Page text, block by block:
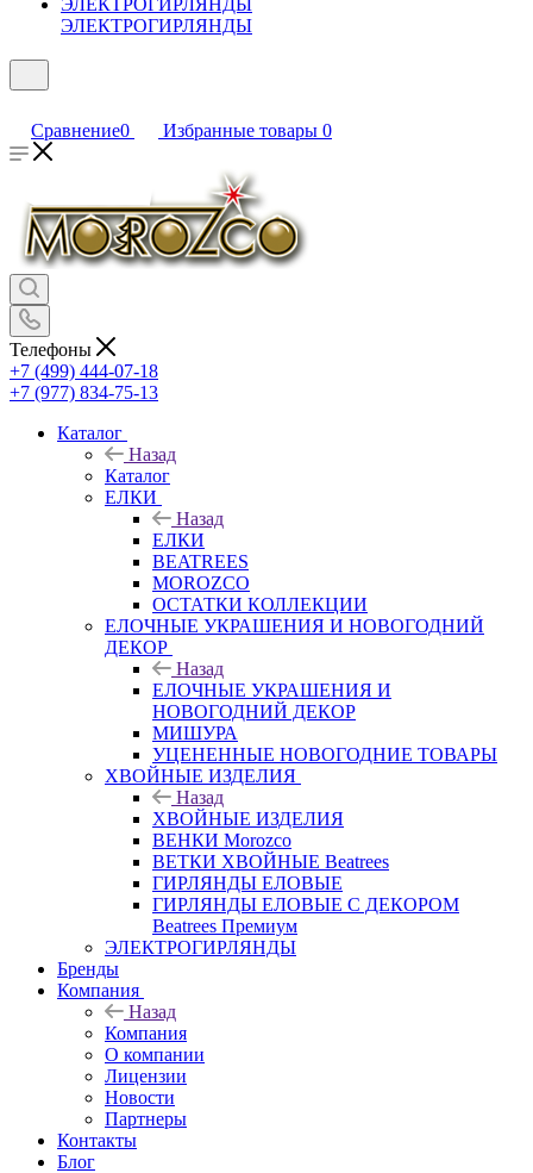
ЭЛЕКТРОГИРЛЯНДЫ
Сравнение0 Избранные товары 0
Телефоны
+7 (499) 444-07-18
+7 (977) 834-75-13
Каталог
Назад
Каталог
ЕЛКИ
Назад
ЕЛКИ
BEATREES
MOROZCO
ОСТАТКИ КОЛЛЕКЦИИ
ЕЛОЧНЫЕ УКРАШЕНИЯ И НОВОГОДНИЙ
ДЕКОР
Назад
ЕЛОЧНЫЕ УКРАШЕНИЯ И
НОВОГОДНИЙ ДЕКОР
МИШУРА
УЦЕНЕННЫЕ НОВОГОДНИЕ ТОВАРЫ
ХВОЙНЫЕ ИЗДЕЛИЯ
Назад
ХВОЙНЫЕ ИЗДЕЛИЯ
ВЕНКИ Morozco
ВЕТКИ ХВОЙНЫЕ Beatrees
ГИРЛЯНДЫ ЕЛОВЫЕ
ГИРЛЯНДЫ ЕЛОВЫЕ С ДЕКОРОМ
Beatrees Премиум
ЭЛЕКТРОГИРЛЯНДЫ
Бренды
Компания
Назад
Компания
О компании
Лицензии
Новости
Партнеры
Контакты
Блог